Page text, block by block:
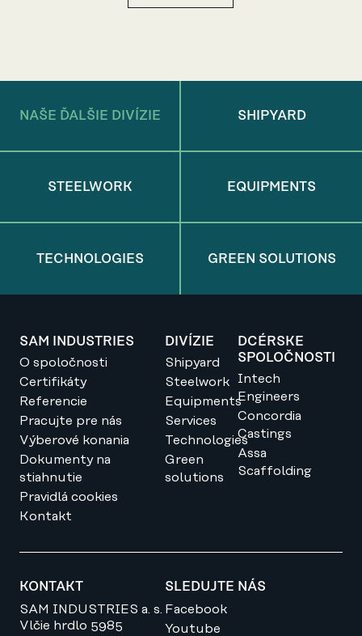
NAŠE ĎALŠIE DIVÍZIE SHIPYARD
STEELWORK EQUIPMENTS
TECHNOLOGIES GREEN SOLUTIONS
SAM INDUSTRIES
O spoločnosti
Certifikáty
Referencie
Pracujte pre nás
Výberové konania
Dokumenty na
stiahnutie
Pravidlá cookies
Kontakt
DIVÍZIE
Shipyard
Steelwork
Equipments
Services
Technologies
Green
solutions
DCÉRSKE
SPOLOČNOSTI
Intech
Engineers
Concordia
Castings
Assa
Scaffolding
KONTAKT
SAM INDUSTRIES a. s.
Vlčie hrdlo 5985
SLEDUJTE NÁS
Facebook
Youtube